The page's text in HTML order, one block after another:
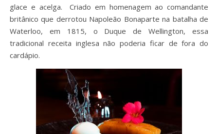
glace e acelga. Criado em homenagem ao comandante
britânico que derrotou Napoleão Bonaparte na batalha de
Waterloo, em 1815, o Duque de Wellington, essa
tradicional receita inglesa não poderia ficar de fora do
cardápio.